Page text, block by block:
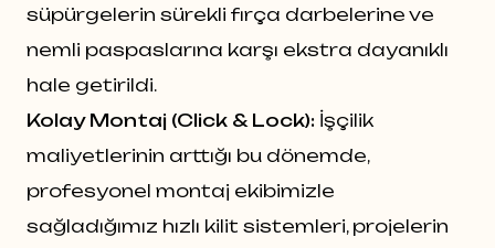
süpürgelerin sürekli fırça darbelerine ve
nemli paspaslarına karşı ekstra dayanıklı
hale getirildi.
Kolay Montaj (Click & Lock): İşçilik
maliyetlerinin arttığı bu dönemde,
profesyonel montaj ekibimizle
sağladığımız hızlı kilit sistemleri, projelerin